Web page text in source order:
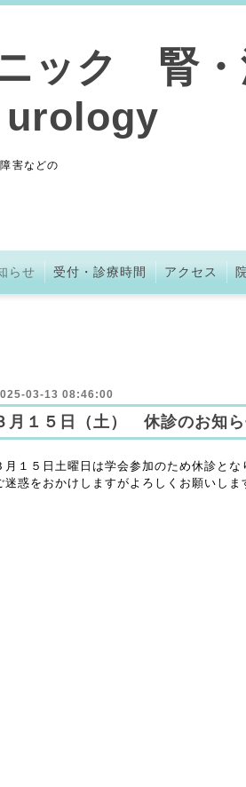
ック 腎・
害などの
らせ 受付・診療時間 アクセス
03-13 08:46:00
月１５日（土） 休診のお知
月１５日土曜日は学会参加のため休診とな
迷惑をおかけしますがよろしくお願いしま